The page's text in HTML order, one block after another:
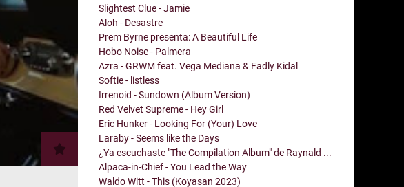
Slightest Clue - Jamie
Aloh - Desastre
Prem Byrne presenta: A Beautiful Life
Hobo Noise - Palmera
Azra - GRWM feat. Vega Mediana & Fadly Kidal
Softie - listless
Irrenoid - Sundown (Album Version)
Red Velvet Supreme - Hey Girl
Eric Hunker - Looking For (Your) Love
Laraby - Seems like the Days
¿Ya escuchaste "The Compilation Album" de Raynald ...
Alpaca-in-Chief - You Lead the Way
Waldo Witt - This (Koyasan 2023)